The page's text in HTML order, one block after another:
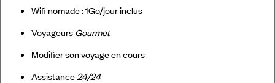
Wifi nomade : 1Go/jour inclus
Voyageurs Gourmet
Modifier son voyage en cours
Assistance 24/24